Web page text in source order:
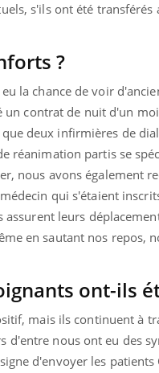
s'ils ont été transférés
?
la chance de voir
contrat de nuit d'un
deux infirmières de
réanimation partis se
nous avons également
qui s'étaient
leurs
en sautant nos repos,
ont-ils
mais ils continuent à
d'entre nous ont eu des
d'envoyer les